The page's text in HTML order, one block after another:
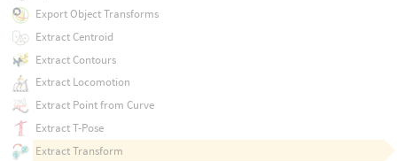
Export Object Transforms
Extract Centroid
Extract Contours
Extract Locomotion
Extract Point from Curve
Extract T-Pose
Extract Transform